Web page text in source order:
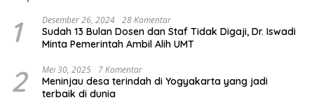
1 Desember 26, 2024 28 Komentar
Sudah 13 Bulan Dosen dan Staf Tidak Digaji, Dr. Iswadi
Minta Pemerintah Ambil Alih UMT
2 Mei 30, 2025 7 Komentar
Meninjau desa terindah di Yogyakarta yang jadi
terbaik di dunia